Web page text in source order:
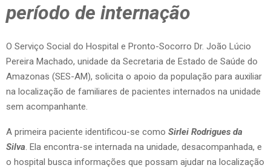
período de internação
O Serviço Social do Hospital e Pronto-Socorro Dr. João Lúcio
Pereira Machado, unidade da Secretaria de Estado de Saúde do
Amazonas (SES-AM), solicita o apoio da população para auxiliar
na localização de familiares de pacientes internados na unidade
sem acompanhante.
A primeira paciente identificou-se como Sirlei Rodrigues da
Silva . Ela encontra-se internada na unidade, desacompanhada, e
o hospital busca informações que possam ajudar na localização